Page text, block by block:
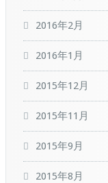
2016年2月
2016年1月
2015年12月
2015年11月
2015年9月
2015年8月